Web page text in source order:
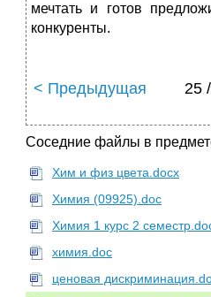
мечтать и готов
конкуренты.
< Предыдущая 25
Соседние файлы в
Хим и физ цвета.docx
Химия (09925).doc
Химия 1 курс 2
химия.doc
ценовая